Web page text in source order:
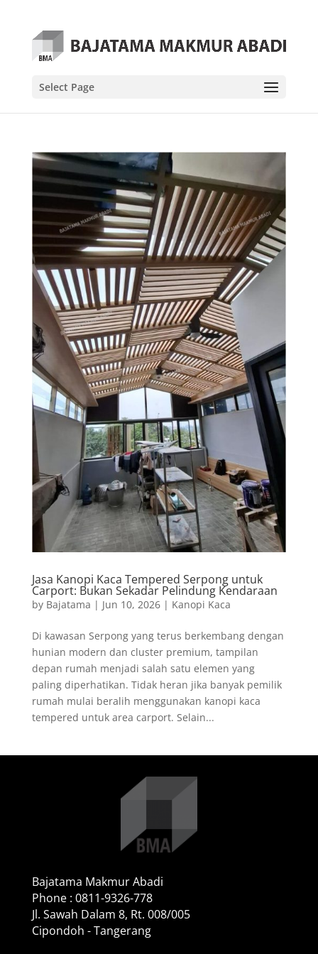
Select Page
Jasa Kanopi Kaca Tempered Serpong untuk
Carport: Bukan Sekadar Pelindung Kendaraan
by Bajatama | Jun 10, 2026| Kanopi Kaca
Di kawasan Serpong yang terus berkembang dengan
hunian modern dan cluster premium, tampilan
depan rumah menjadi salah satu elemen yang
paling diperhatikan. Tidak heran jika banyak pemilik
rumah mulai beralih menggunakan kanopi kaca
tempered untuk area carport. Selain...
Bajatama Makmur Abadi
Phone : 0811-9326-778
Jl. Sawah Dalam 8, Rt. 008/005
Cipondoh - Tangerang